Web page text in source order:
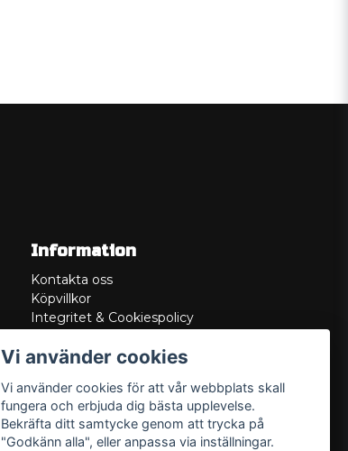
Information
Kontakta oss
Köpvillkor
Integritet & Cookiespolicy
Service/Garanti
Lådritning
Om oss
Vi använder cookies
Vi använder cookies för att vår webbplats skall
fungera och erbjuda dig bästa upplevelse.
Bekräfta ditt samtycke genom att trycka på
"Godkänn alla", eller anpassa via inställningar.